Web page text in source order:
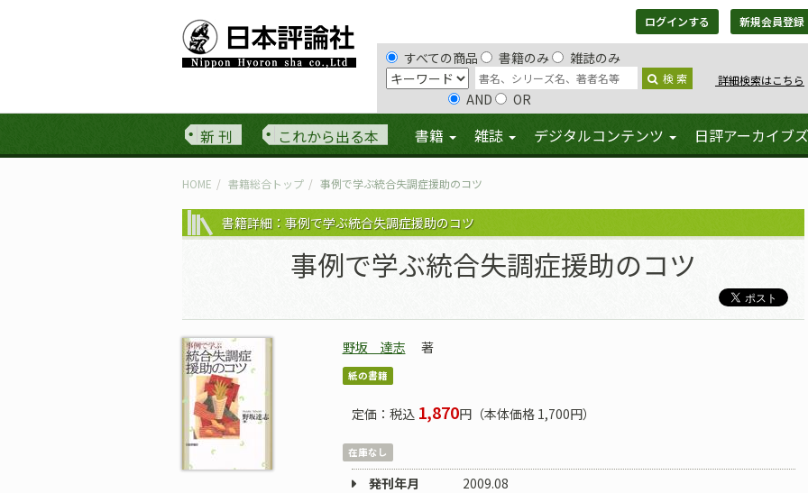
ログインする 新規会員登録
すべての商品 書籍のみ 雑誌のみ
検 索 詳細検索はこちら
AND OR
新 刊 これから出る本 書籍 雑誌 デジタルコンテンツ 日評アーカイブズ
HOME 書籍総合トップ 事例で学ぶ統合失調症援助のコツ
書籍詳細：事例で学ぶ統合失調症援助のコツ
事例で学ぶ統合失調症援助のコツ
野坂 達志 著
紙の書籍
定価：税込 1,870円（本体価格 1,700円）
在庫なし
発刊年月
2009.08